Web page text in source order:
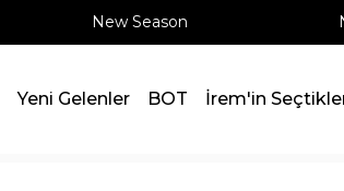
New Season
Yeni Gelenler BOT İrem'in